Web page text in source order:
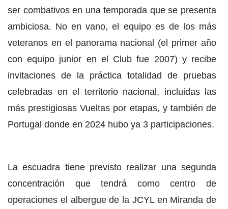
ser combativos en una temporada que se presenta
ambiciosa. No en vano, el equipo es de los más
veteranos en el panorama nacional (el primer año
con equipo junior en el Club fue 2007) y recibe
invitaciones de la práctica totalidad de pruebas
celebradas en el territorio nacional, incluidas las
más prestigiosas Vueltas por etapas, y también de
Portugal donde en 2024 hubo ya 3 participaciones.
La escuadra tiene previsto realizar una segunda
concentración que tendrá como centro de
operaciones el albergue de la JCYL en Miranda de